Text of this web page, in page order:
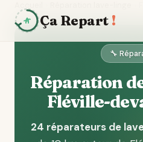
Ça Repart !
🔧
Réparation
Fléville-
24 réparateurs de